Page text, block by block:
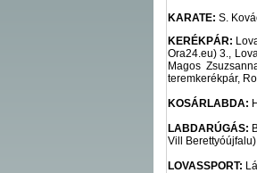
KARATE: S.
KERÉKPÁR:
Ora24.eu) 3.,
Magos
teremkerékpár,
KOSÁRLABDA:
LABDARÚGÁS:
Vill
LOVASSPORT: